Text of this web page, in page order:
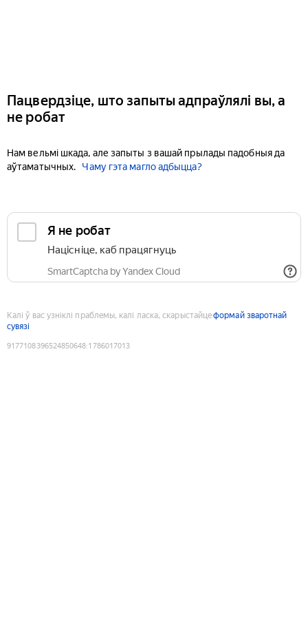
Пацвердзіце, што запыты адпраўлялі вы, а
не робат
Нам вельмі шкада, але запыты з вашай прылады падобныя да
аўтаматычных.
Чаму гэта магло адбыцца?
Я не робат
Націсніце, каб працягнуць
SmartCaptcha by Yandex Cloud
Калі ў вас узніклі праблемы, калі ласка, скарыстайцеформай зваротнай
сувязі
9177108396524850648:1786017013